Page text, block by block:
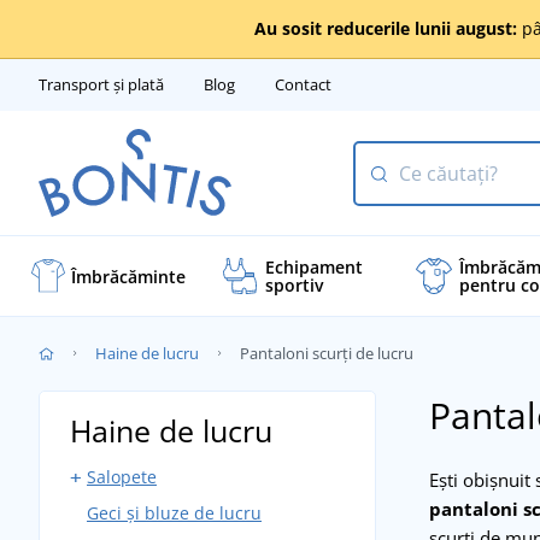
Au sosit reducerile lunii august:
Transport și plată Blog Contact
Îmbrăcăminte Echipament
sportiv pentru
Haine de lucru Pantaloni scurți de lucru
Ești obișnuit
pantaloni
Haine de lucru
Salopete
Salopete cu pieptar
Geci și bluze de lucru